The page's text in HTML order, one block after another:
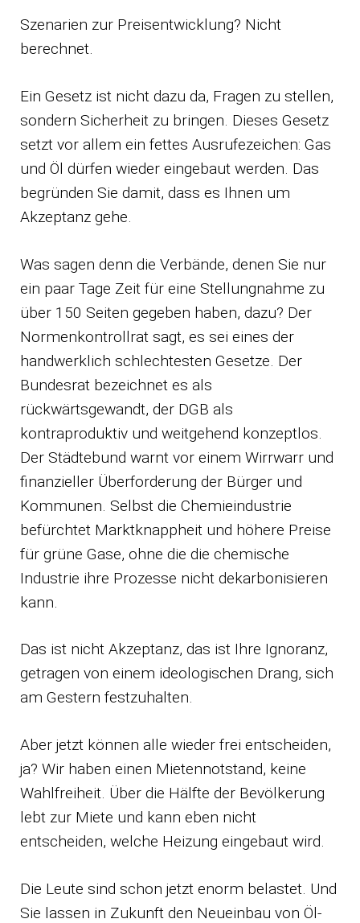
Szenarien zur Preisentwicklung? Nicht
berechnet.
Ein Gesetz ist nicht dazu da, Fragen zu stellen,
sondern Sicherheit zu bringen. Dieses Gesetz
setzt vor allem ein fettes Ausrufezeichen: Gas
und Öl dürfen wieder eingebaut werden. Das
begründen Sie damit, dass es Ihnen um
Akzeptanz gehe.
Was sagen denn die Verbände, denen Sie nur
ein paar Tage Zeit für eine Stellungnahme zu
über 150 Seiten gegeben haben, dazu? Der
Normenkontrollrat sagt, es sei eines der
handwerklich schlechtesten Gesetze. Der
Bundesrat bezeichnet es als
rückwärtsgewandt, der DGB als
kontraproduktiv und weitgehend konzeptlos.
Der Städtebund warnt vor einem Wirrwarr und
finanzieller Überforderung der Bürger und
Kommunen. Selbst die Chemieindustrie
befürchtet Marktknappheit und höhere Preise
für grüne Gase, ohne die die chemische
Industrie ihre Prozesse nicht dekarbonisieren
kann.
Das ist nicht Akzeptanz, das ist Ihre Ignoranz,
getragen von einem ideologischen Drang, sich
am Gestern festzuhalten.
Aber jetzt können alle wieder frei entscheiden,
ja? Wir haben einen Mietennotstand, keine
Wahlfreiheit. Über die Hälfte der Bevölkerung
lebt zur Miete und kann eben nicht
entscheiden, welche Heizung eingebaut wird.
Die Leute sind schon jetzt enorm belastet. Und
Sie lassen in Zukunft den Neueinbau von Öl-